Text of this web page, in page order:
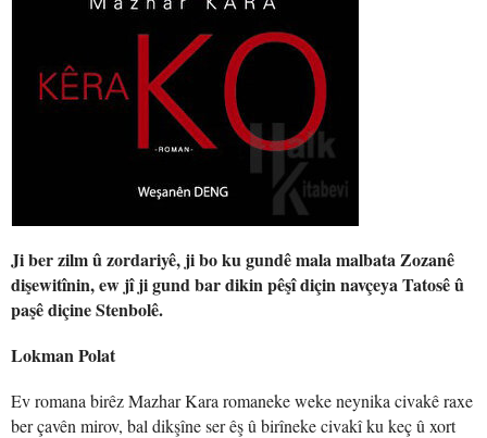
Ji ber zilm û zordariyê, ji bo ku gundê mala malbata Zozanê
dişewitînin, ew jî ji gund bar dikin pêşî diçin navçeya Tatosê û
paşê diçine Stenbolê.
Lokman Polat
Ev romana birêz Mazhar Kara romaneke weke neynika civakê raxe
ber çavên mirov, bal dikşîne ser êş û birîneke civakî ku keç û xort